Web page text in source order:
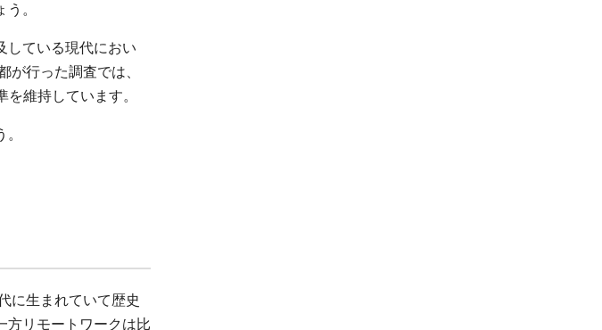
。
している現代におい
が行った調査では、
維持しています。
に生まれていて歴史
方リモートワークは比